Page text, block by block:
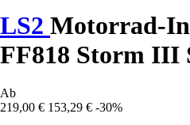
LS2 Motorrad-
FF818 Storm III
Ab
219,00 € 153,29 € -30%